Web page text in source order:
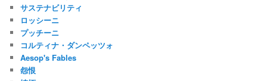
サステナビリティ
ロッシーニ
プッチーニ
コルティナ・ダンペッツォ
Aesop's Fables
怨恨